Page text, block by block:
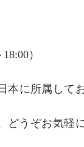
）
日本に所属して
どうぞお気軽